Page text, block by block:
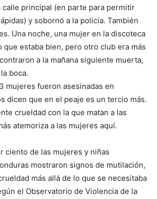
calle principal (en parte para permitir
y sobornó a la policía. También
Una noche, una mujer en la discoteca
que estaba bien, pero otro club era más
a la mañana siguiente muerta,
boca.
mujeres fueron asesinadas en
dicen que en el peaje es un tercio más.
crueldad con la que matan a las
atemoriza a las mujeres aquí.
ciento de las mujeres y niñas
mostraron signos de mutilación,
más allá de lo que se necesitaba
el Observatorio de Violencia de la